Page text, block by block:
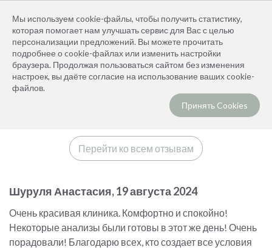
Заказать звонок
Главная Для пациентов Отзывы
Перейти ко всем отзывам
Шуруля Анастасия, 19 августа 2024
Очень красивая клиника. Комфортно и спокойно!
Некоторые анализы были готовы в этот же день! Очень
порадовали! Благодарю всех, кто создает все условия
Мы используем cookie-файлы, чтобы получить статистику,
которая помогает нам улучшать сервис для Вас с целью
персонализации предложений. Вы можете прочитать
подробнее о cookie-файлах или изменить настройки
браузера. Продолжая пользоваться сайтом без изменения
настроек, вы даёте согласие на использование ваших cookie-
файлов.
Принять Cookies